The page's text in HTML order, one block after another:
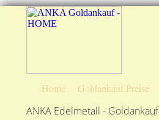
Home Goldankauf Preise
ANKA Edelmetall -